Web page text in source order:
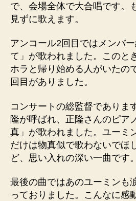
で、会場全体で大合唱です。
見ずに歌えます。
アンコール2回目ではメンバ
て」が歌われました。このと
ホラと帰り始める人がいたの
回目がありました。
コンサートの総監督でありま
隆が呼ばれ、正隆さんのピア
真」が歌われました。ユーミ
だけは物真似で歌わないでほ
ど、思い入れの深い一曲です。
最後の曲ではあのユーミンも
っておりました。こんなに感